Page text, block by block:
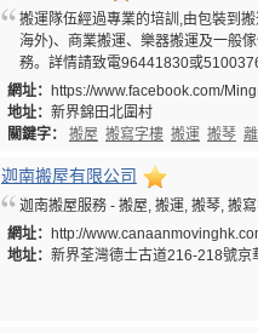
搬運隊伍經過專業的培訓,由包裝到
海外)、商業搬運、樂器搬運及一般
務。詳情請致電96441830或
網址： https://www.facebook.com/
地址： 新界錦田北圍村
關鍵字：
搬屋 搬寫字樓 搬運 搬琴
迦南搬屋有限公司
迦南搬屋服務 - 搬屋, 搬運, 搬琴, 搬
網址： http://
地址： 新界荃灣德士古道216-218號京